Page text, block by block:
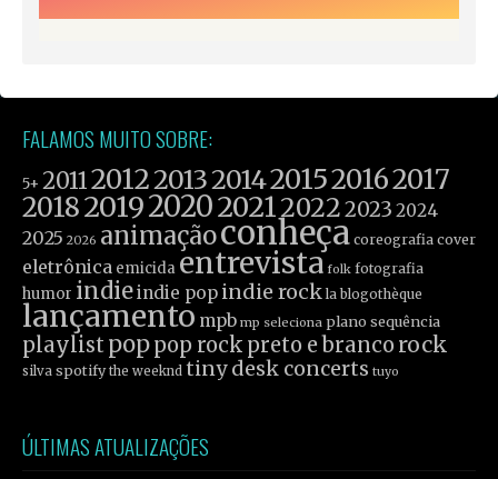
FALAMOS MUITO SOBRE:
5+ 2011201220132014201520162017
201820192020202120222023 2024
2025 2026 animaçãoconheça coreografia cover
eletrônica emicida entrevista folk fotografia
humor indieindie pop indie rock la blogothèque
lançamento mpb mp seleciona plano sequência
playlist poppop rock preto e branco rock
silva spotify the weeknd tiny desk concerts tuyo
ÚLTIMAS ATUALIZAÇÕES